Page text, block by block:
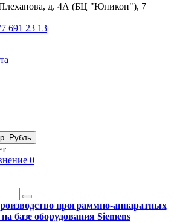
Плеханова, д. 4А (БЦ "Юникон"), 7
691 23 13
р. Рубль
0
программно-аппаратных
базе оборудования Siemens